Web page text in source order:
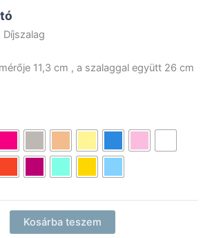
11,3 cm , a szalaggal együtt 26 cm
Kosárba teszem